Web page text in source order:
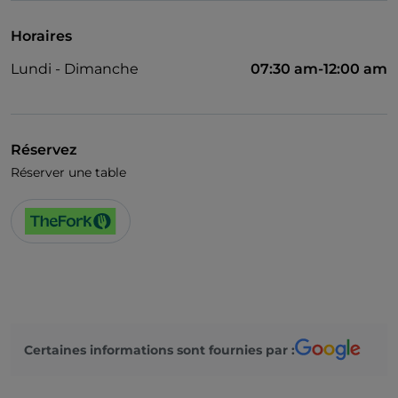
Horaires
Lundi - Dimanche
07:30 am-12:00 am
Réservez
Réserver une table
Certaines informations sont fournies par :